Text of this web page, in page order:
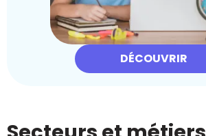
DÉCOUVRIR